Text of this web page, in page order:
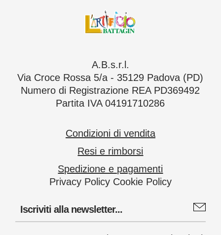
A.B.s.r.l.
Via Croce Rossa 5/a - 35129 Padova (PD)
Numero di Registrazione REA PD369492
Partita IVA 04191710286
Condizioni di vendita
Resi e rimborsi
Spedizione e pagamenti
Privacy Policy Cookie Policy